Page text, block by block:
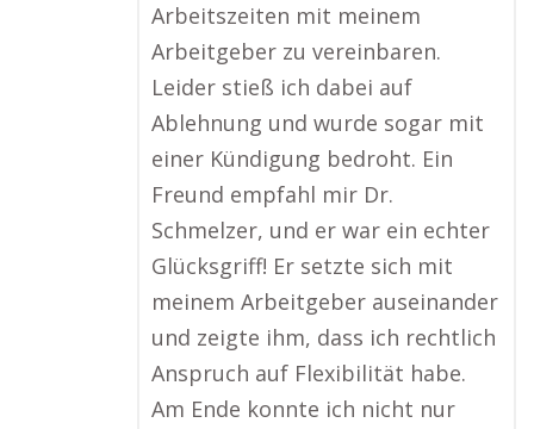
Arbeitszeiten mit meinem
Arbeitgeber zu vereinbaren.
Leider stieß ich dabei auf
Ablehnung und wurde sogar mit
einer Kündigung bedroht. Ein
Freund empfahl mir Dr.
Schmelzer, und er war ein echter
Glücksgriff! Er setzte sich mit
meinem Arbeitgeber auseinander
und zeigte ihm, dass ich rechtlich
Anspruch auf Flexibilität habe.
Am Ende konnte ich nicht nur